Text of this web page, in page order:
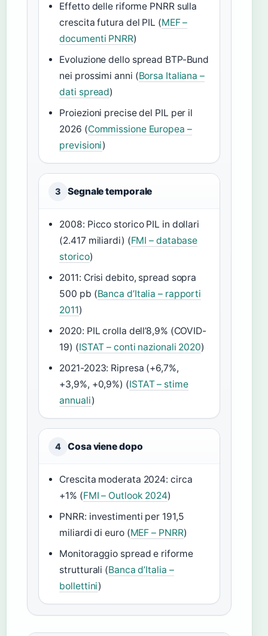
Effetto delle riforme PNRR sulla
crescita futura del PIL (MEF –
documenti PNRR)
Evoluzione dello spread BTP-Bund
nei prossimi anni (Borsa Italiana –
dati spread)
Proiezioni precise del PIL per il
2026 (Commissione Europea –
previsioni)
3 Segnale temporale
2008: Picco storico PIL in dollari
(2.417 miliardi) (FMI – database
storico)
2011: Crisi debito, spread sopra
500 pb (Banca d’Italia – rapporti
2011)
2020: PIL crolla dell’8,9% (COVID-
19) (ISTAT – conti nazionali 2020)
2021-2023: Ripresa (+6,7%,
+3,9%, +0,9%) (ISTAT – stime
annuali)
4 Cosa viene dopo
Crescita moderata 2024: circa
+1% (FMI – Outlook 2024)
PNRR: investimenti per 191,5
miliardi di euro (MEF – PNRR)
Monitoraggio spread e riforme
strutturali (Banca d’Italia –
bollettini)